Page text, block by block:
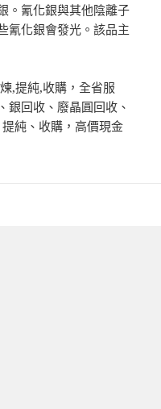
。氰化銀與其他陰離子
氰化銀會發光。該品主
,提純,收購，全省服
銀回收、廢晶圓回收、
純、收購，高價現金